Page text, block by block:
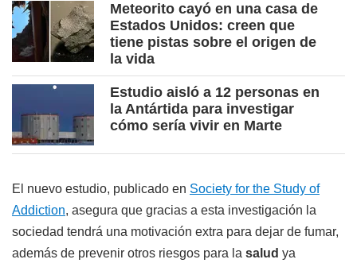
Meteorito cayó en una casa de
Estados Unidos: creen que
tiene pistas sobre el origen de
la vida
Estudio aisló a 12 personas en
la Antártida para investigar
cómo sería vivir en Marte
El nuevo estudio, publicado en Society for the Study of
Addiction, asegura que gracias a esta investigación la
sociedad tendrá una motivación extra para dejar de fumar,
además de prevenir otros riesgos para la salud ya